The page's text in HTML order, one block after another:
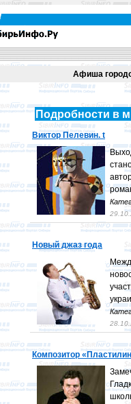
Афиша
Подробности в
Виктор Пелевин. t
Новый джаз года
Композитор